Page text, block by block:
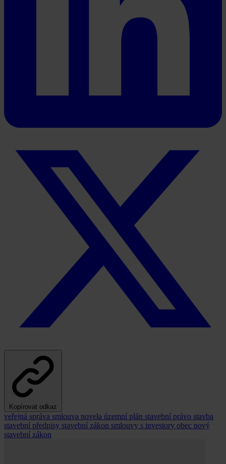
Kopírovat odkaz
veřejná správa smlouva novela územní plán stavební právo stavba
stavební předpisy stavební zákon smlouvy s investory obec nový
stavební zákon